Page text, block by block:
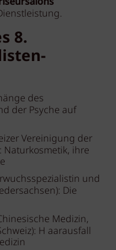
8.
des
der Psyche auf
Vereinigung der
Naturkosmetik, ihre
und
Die
Medizin,
H aarausfall